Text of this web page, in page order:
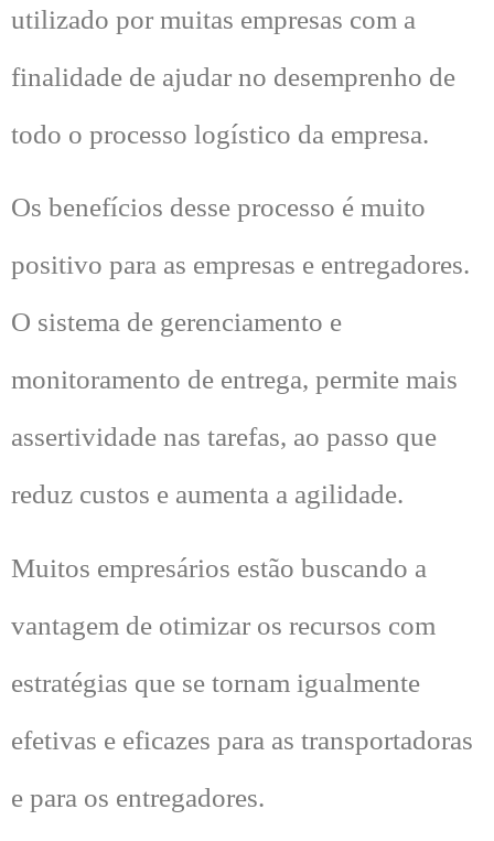
utilizado por muitas empresas com a
finalidade de ajudar no desemprenho de
todo o processo logístico da empresa.
Os benefícios desse processo é muito
positivo para as empresas e entregadores.
O sistema de gerenciamento e
monitoramento de entrega, permite mais
assertividade nas tarefas, ao passo que
reduz custos e aumenta a agilidade.
Muitos empresários estão buscando a
vantagem de otimizar os recursos com
estratégias que se tornam igualmente
efetivas e eficazes para as transportadoras
e para os entregadores.